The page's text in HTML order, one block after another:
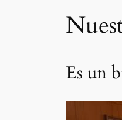
Es un